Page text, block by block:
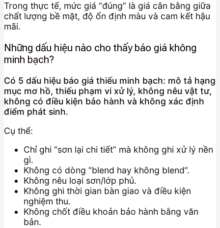
Trong thực tế, mức giá “đúng” là giá cân bằng giữa
chất lượng bề mặt, độ ổn định màu và cam kết hậu
mãi.
Những dấu hiệu nào cho thấy báo giá không
minh bạch?
Có 5 dấu hiệu báo giá thiếu minh bạch: mô tả hạng
mục mơ hồ, thiếu phạm vi xử lý, không nêu vật tư,
không có điều kiện bảo hành và không xác định
điểm phát sinh.
Cụ thể:
Chỉ ghi “sơn lại chi tiết” mà không ghi xử lý nền
gì.
Không có dòng “blend hay không blend”.
Không nêu loại sơn/lớp phủ.
Không ghi thời gian bàn giao và điều kiện
nghiệm thu.
Không chốt điều khoản bảo hành bằng văn
bản.